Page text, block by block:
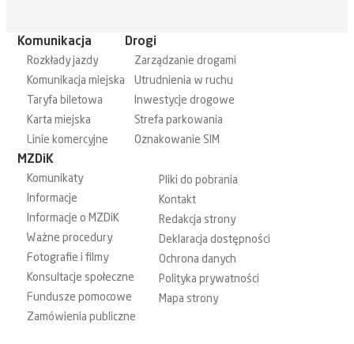
Komunikacja
Rozkłady jazdy
Komunikacja miejska
Taryfa biletowa
Karta miejska
Linie komercyjne
Drogi
Zarządzanie drogami
Utrudnienia w ruchu
Inwestycje drogowe
Strefa parkowania
Oznakowanie SIM
MZDiK
Komunikaty
Informacje
Informacje o MZDiK
Ważne procedury
Fotografie i filmy
Konsultacje społeczne
Fundusze pomocowe
Zamówienia publiczne
Pliki do pobrania
Kontakt
Redakcja strony
Deklaracja dostępności
Ochrona danych
Polityka prywatności
Mapa strony